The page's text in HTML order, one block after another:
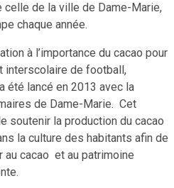
celle de la ville de Dame-Marie,
chaque année.
à l’importance du cacao pour
interscolaire de football,
été lancé en 2013 avec la
de Dame-Marie. Cet
soutenir la production du cacao
la culture des habitants afin de
au cacao et au patrimoine